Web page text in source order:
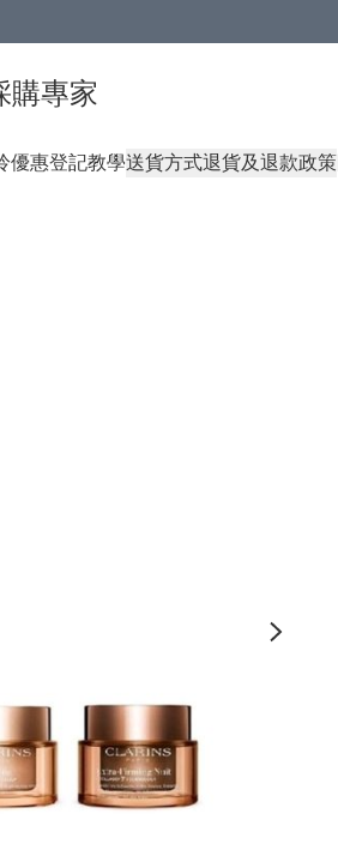
購專家
優惠登記教學送貨方式退貨及退款政策